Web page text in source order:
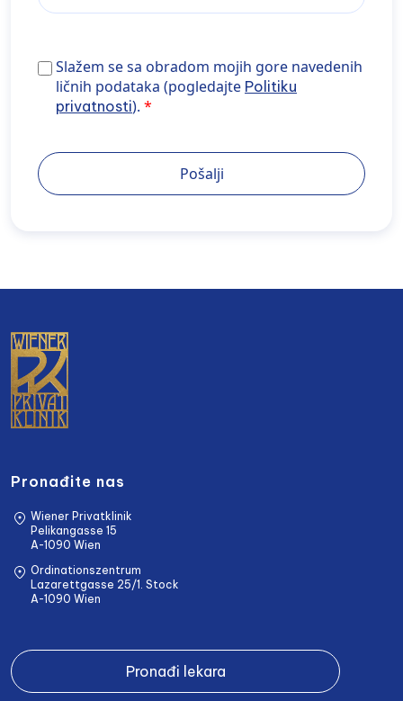
Slažem se sa obradom mojih gore navedenih ličnih
podataka (pogledajte Politiku privatnosti).
Slažem se sa obradom mojih gore navedenih
ličnih podataka (pogledajte Politiku
privatnosti).
Pošalji
Pronađite nas
Wiener Privatklinik
Pelikangasse 15
A-1090 Wien
Ordinationszentrum
Lazarettgasse 25/1. Stock
A-1090 Wien
Pronađi lekara